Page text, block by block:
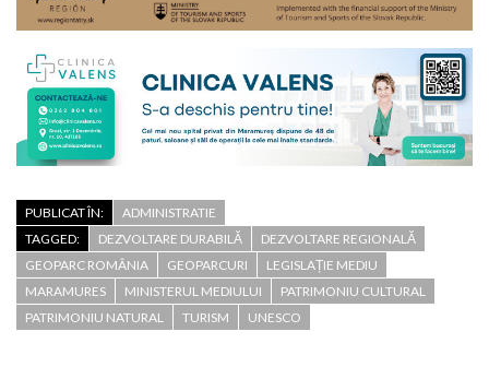
PUBLICAT ÎN:
ADMINISTRATIE
TAGGED:
DEZVOLTARE DURABILĂ
DEZVOLTARE REGIONALĂ
GEOPARC ROMÂNIA
GEOPARCURI
LEGISLAȚIE MEDIU
MARAMURES
MINISTERUL MEDIULUI
PATRIMONIU CULTURAL
PATRIMONIU NATURAL
TURISM UNESCO